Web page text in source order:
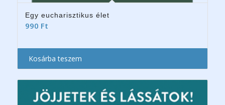
Egy eucharisztikus élet
990 Ft
Kosárba teszem